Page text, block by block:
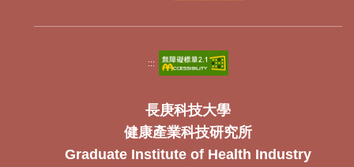
:::
長庚科技大學
健康產業科技研究所
Graduate Institute of Health Industry